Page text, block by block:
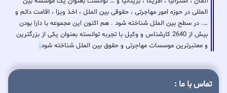
المللی در حوزه امور مهاجرتی ، حقوقی بین الملل ، اخذ ویزا ، اقامت دائم و
…. در سطح بین الملل شناخته شود . هم اکنون این مجموعه با دارا بودن
بیش از 2640 کارشناس و وکیل با تجربه توانسته بعنوان یکی از بزرگترین
و معتبرترین موسسات مهاجرتی و حقوق بین الملل شناخته شود.
تماس با ما :